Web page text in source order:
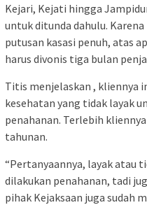
Kejari, Kejati hingga
untuk ditunda dahulu.
putusan kasasi penuh, atas
harus divonis tiga bulan
Titis menjelaskan , kliennya
kesehatan yang tidak layak
penahanan. Terlebih
tahunan.
“Pertanyaannya, layak atau
dilakukan penahanan, tadi
pihak Kejaksaan juga sudah